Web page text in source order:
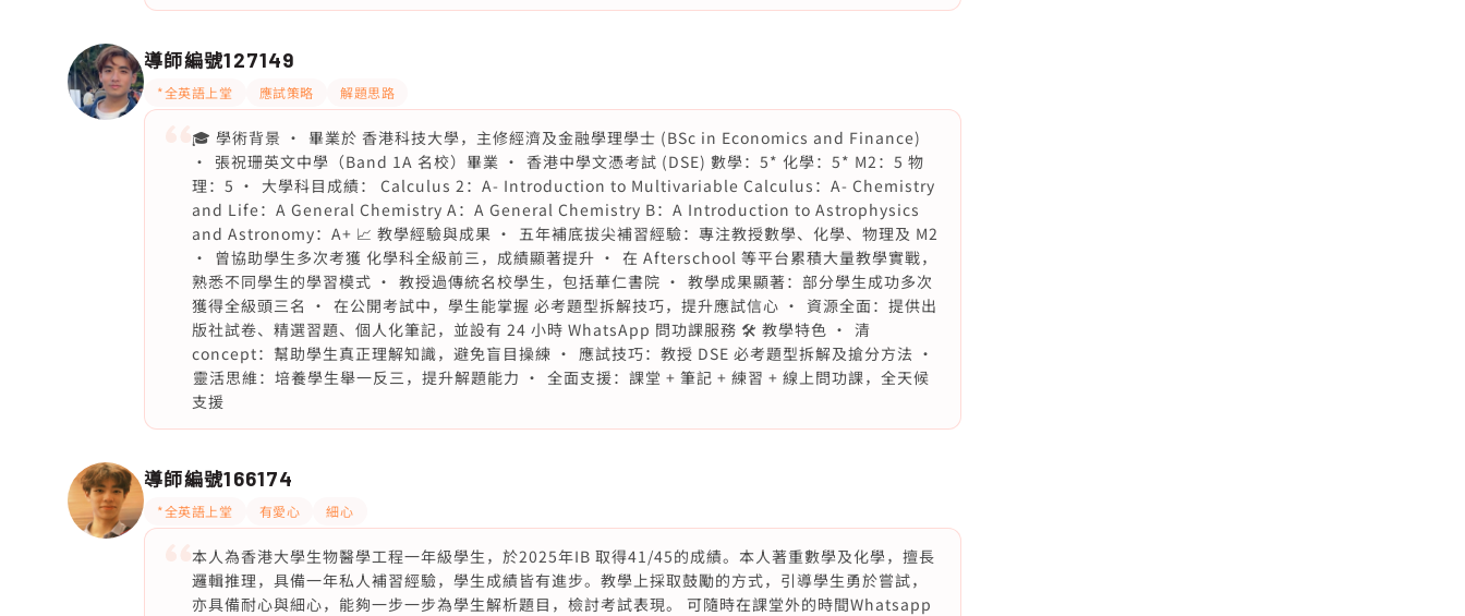
導師編號127149
*全英語上堂 應試策略 解題思路
🎓 學術背景 •⁠ ⁠畢業於 香港科技大學，主修經濟及金融學理學士 (BSc in Economics and Finance)
•⁠ ⁠張祝珊英文中學（Band 1A 名校）畢業 •⁠ ⁠香港中學文憑考試 (DSE) 數學：5* 化學：5* M2：5 物
理：5 •⁠ ⁠大學科目成績： Calculus 2：A- Introduction to Multivariable Calculus：A- Chemistry
and Life：A General Chemistry A：A General Chemistry B：A Introduction to Astrophysics
and Astronomy：A+ 📈 教學經驗與成果 •⁠ ⁠五年補底拔尖補習經驗：專注教授數學、化學、物理及 M2
•⁠ ⁠曾協助學生多次考獲 化學科全級前三，成績顯著提升 •⁠ ⁠在 Afterschool 等平台累積大量教學實戰，
熟悉不同學生的學習模式 •⁠ ⁠教授過傳統名校學生，包括華仁書院 •⁠ ⁠教學成果顯著：部分學生成功多次
獲得全級頭三名 •⁠ ⁠在公開考試中，學生能掌握 必考題型拆解技巧，提升應試信心 •⁠ ⁠資源全面：提供出
版社試卷、精選習題、個人化筆記，並設有 24 小時 WhatsApp 問功課服務 🛠️ 教學特色 •⁠ ⁠清
concept：幫助學生真正理解知識，避免盲目操練 •⁠ ⁠應試技巧：教授 DSE 必考題型拆解及搶分方法 •⁠
⁠靈活思維：培養學生舉一反三，提升解題能力 •⁠ ⁠全面支援：課堂 + 筆記 + 練習 + 線上問功課，全天候
支援
導師編號166174
*全英語上堂 有愛心 細心
本人為香港大學生物醫學工程一年級學生，於2025年IB 取得41/45的成績。本人著重數學及化學，擅長
邏輯推理，具備一年私人補習經驗，學生成績皆有進步。教學上採取鼓勵的方式，引導學生勇於嘗試，
亦具備耐心與細心，能夠一步一步為學生解析題目，檢討考試表現。 可隨時在課堂外的時間Whatsapp